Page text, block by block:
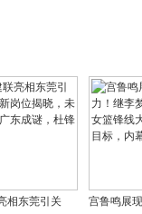
相东莞引关
宫鲁鸣展